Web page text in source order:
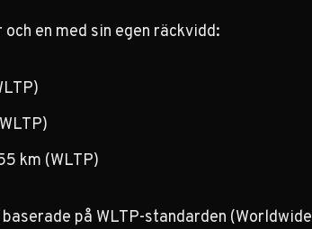
en med sin egen räckvidd:
km (WLTP)
på WLTP-standarden (Worldwide